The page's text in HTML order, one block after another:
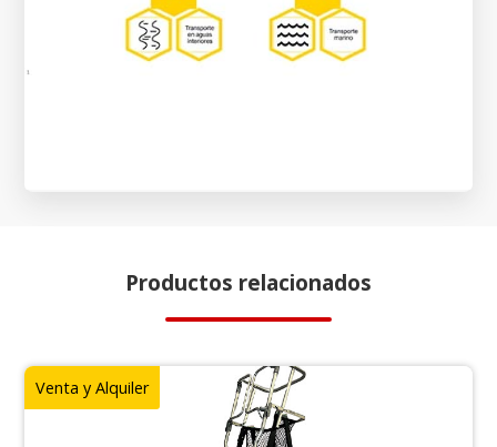
Productos relacionados
Venta y Alquiler